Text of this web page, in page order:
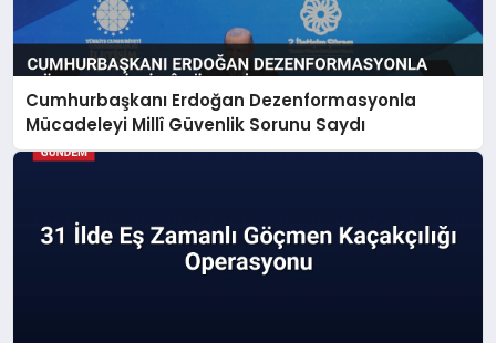
Cumhurbaşkanı Erdoğan Dezenformasyonla
Mücadeleyi Millî Güvenlik Sorunu Saydı